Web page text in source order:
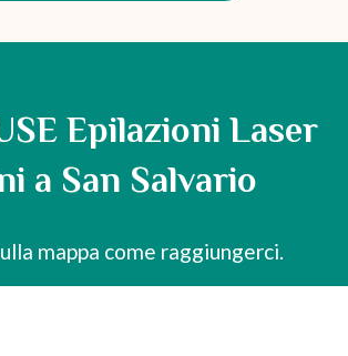
Epilazioni Laser
a San Salvario
mappa come raggiungerci.